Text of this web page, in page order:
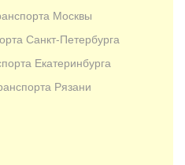
Москвы
Санкт-Петербурга
Екатеринбурга
Рязани